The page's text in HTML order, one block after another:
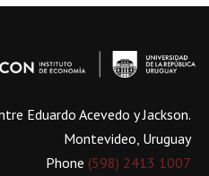
Eduardo Acevedo y Jackson.
Montevideo, Uruguay
Phone (598) 2413 1007